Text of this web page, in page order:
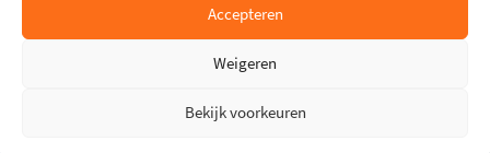
Accepteren
Weigeren
Bekijk voorkeuren